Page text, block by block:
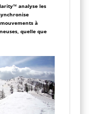
analyse les
à
quelle que